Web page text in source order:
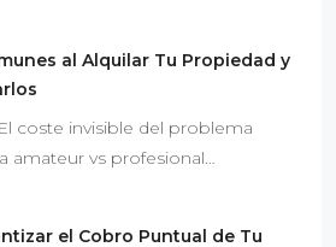
al Alquilar Tu Propiedad y
coste invisible del problema
amateur vs profesional…
el Cobro Puntual de Tu